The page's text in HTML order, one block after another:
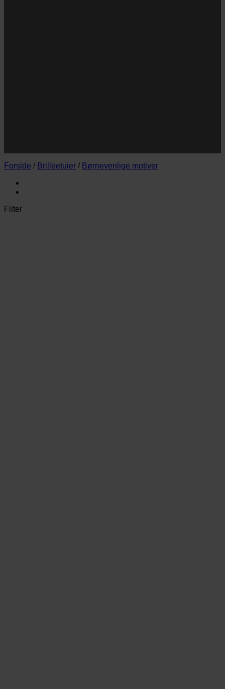
Forside / Brilleetuier / Børnevenlige motiver
Filter